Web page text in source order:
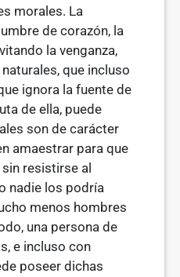
morales. La
de corazón, la
la venganza,
que incluso
ignora la fuente de
de ella, puede
son de carácter
amaestrar para que
resistirse al
nadie los podría
menos hombres
una persona de
e incluso con
poseer dichas